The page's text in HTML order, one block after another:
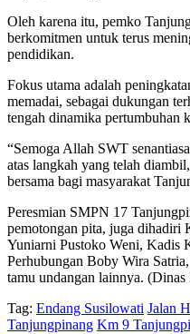
Oleh karena itu, pemko
berkomitmen untuk terus
pendidikan.
Fokus utama adalah
memadai, sebagai dukungan
tengah dinamika pertumbuhan
“Semoga Allah SWT
atas langkah yang telah
bersama bagi masyarakat
Peresmian SMPN 17
pemotongan pita, juga dihadiri
Yuniarni Pustoko Weni, Kadis
Perhubungan Boby Wira
tamu undangan lainnya.
Tag: Endang Susilowati Jalan
Tanjungpinang Km 9